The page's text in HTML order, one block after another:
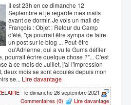
Il est 23h en ce dimanche 12
Septembre et je regarde mes mails
avant de dormir. Je vois un mail de
François : Objet : Retour du Camp
d'été, "ça pourrait être sympa de faire
un post sur le blog ... Peut-être
qu'Adrienne, qui a vu le Gums défiler
pourrait écrire quelque chose ?"... C'est
à ce mois de Juillet, j'ai l'impression
deux mois se sont écoulés depuis mon
se... Lire davantage
- le dimanche 26 septembre 2021
Commentaires (0)
Lire davantage